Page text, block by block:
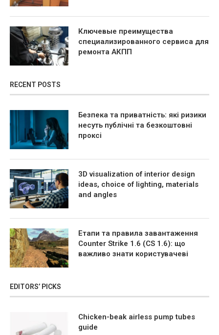
Ключевые преимущества
специализированного сервиса для
ремонта АКПП
RECENT POSTS
Безпека та приватність: які ризики
несуть публічні та безкоштовні
проксі
3D visualization of interior design
ideas, choice of lighting, materials
and angles
Етапи та правила завантаження
Counter Strike 1.6 (CS 1.6): що
важливо знати користувачеві
EDITORS’ PICKS
Chicken-beak airless pump tubes
guide